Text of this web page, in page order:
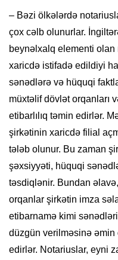
– Bəzi ölkələrdə
çox cəlb olunurlar.
beynəlxalq elementi
xaricdə istifadə edildiyi
sənədlərə və hüquqi
müxtəlif dövlət orqanları
etibarlılıq təmin edirlər.
şirkətinin xaricdə filial
tələb olunur. Bu zaman
şəxsiyyəti, hüquqi
təsdiqlənir. Bundan
orqanlar şirkətin imza
etibarnamə kimi
düzgün verilməsinə
edirlər. Notariuslar, eyni